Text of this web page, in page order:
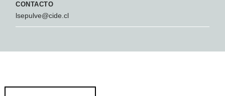
CONTACTO
lsepulve@cide.cl